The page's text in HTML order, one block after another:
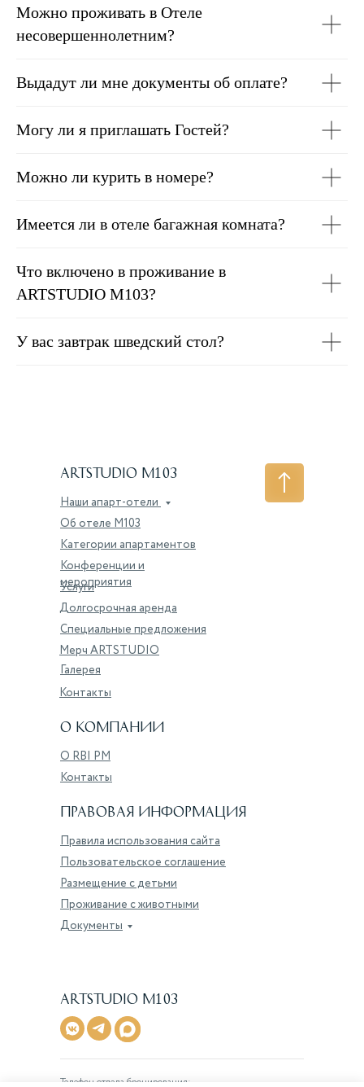
Можно проживать в Отеле
несовершеннолетним?
Выдадут ли мне документы об оплате?
Могу ли я приглашать Гостей?
Можно ли курить в номере?
Имеется ли в отеле багажная комната?
Что включено в проживание в
ARTSTUDIO M103?
У вас завтрак шведский стол?
Телефон отдела бронирования:
artstudio M103
О RBI PM
Контакты
Правила использования сайта
Пользовательское соглашение
Проживание с животными
Размещение с детьми
О компании
ARTSTUDIO M103
Правовая информация
Документы
Наши апарт-отели
Об отеле M103
Категории апартаментов
Конференции и
мероприятия
Специальные предложения
Долгосрочная аренда
Мерч ARTSTUDIO
Галерея
Контакты
Услуги